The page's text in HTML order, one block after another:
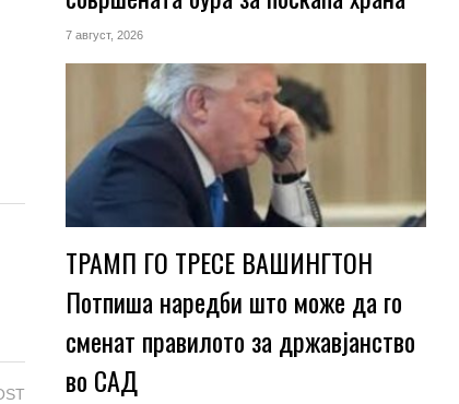
7 август, 2026
ТРАМП ГО ТРЕСЕ ВАШИНГТОН
Потпиша наредби што може да го
сменат правилото за државјанство
во САД